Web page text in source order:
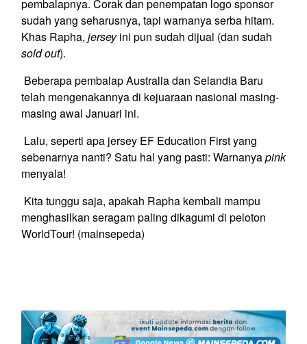
pembalapnya. Corak dan penempatan logo sponsor
sudah yang seharusnya, tapi warnanya serba hitam.
Khas Rapha, jerseyini pun sudah dijual (dan sudah
sold out).
Beberapa pembalap Australia dan Selandia Baru
telah mengenakannya di kejuaraan nasional masing-
masing awal Januari ini.
Lalu, seperti apa jersey EF Education First yang
sebenarnya nanti? Satu hal yang pasti: Warnanyapink
menyala!
Kita tunggu saja, apakah Rapha kembali mampu
menghasilkan seragam paling dikagumi di peloton
WorldTour! (mainsepeda)